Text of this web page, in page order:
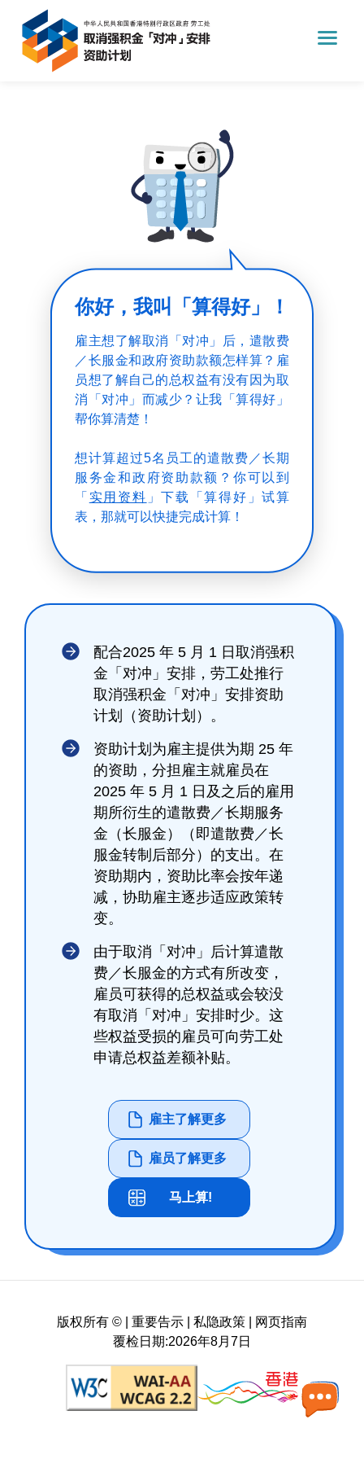
劳工处，取消强积金「对冲」安排资助计划。
配合2025 年 5 月 1 日取消强积
金「对冲」安排，劳工处推行
取消强积金「对冲」安排资助
计划（资助计划）。
资助计划为雇主提供为期 25 年
的资助，分担雇主就雇员在
2025 年 5 月 1 日及之后的雇用
期所衍生的遣散费／长期服务
金（长服金）（即遣散费／长
服金转制后部分）的支出。在
资助期内，资助比率会按年递
减，协助雇主逐步适应政策转
变。
由于取消「对冲」后计算遣散
费／长服金的方式有所改变，
雇员可获得的总权益或会较没
有取消「对冲」安排时少。这
些权益受损的雇员可向劳工处
申请总权益差额补贴。
雇主了解更多
雇员了解更多
马上算!
你好，我叫「算得好」！
雇主想了解取消「对冲」后，遣散费
／长服金和政府资助款额怎样算？雇
员想了解自己的总权益有没有因为取
消「对冲」而减少？让我「算得好」
帮你算清楚！
想计算超过5名员工的遣散费／长期
服务金和政府资助款额？你可以到
「 实用资料 」下载「算得好」试算
表，那就可以快捷完成计算！
版权所有 © 重要告示 私隐政策
网页指南
覆检日期:2026年8月7日
符合万维网联盟有关无障碍网页设计指引中2A级别
在新浏览器中打开，香港品